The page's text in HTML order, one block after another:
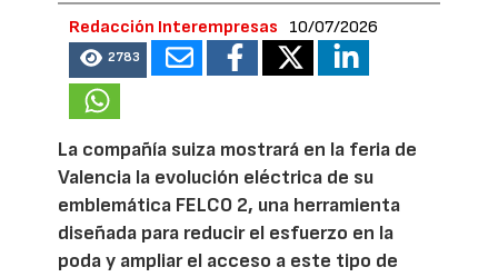
Redacción Interempresas 10/07/2026
2783
La compañía suiza mostrará en la feria de
Valencia la evolución eléctrica de su
emblemática FELCO 2, una herramienta
diseñada para reducir el esfuerzo en la
poda y ampliar el acceso a este tipo de